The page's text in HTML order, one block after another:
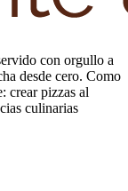
con orgullo a
desde cero. Como
crear pizzas al
culinarias